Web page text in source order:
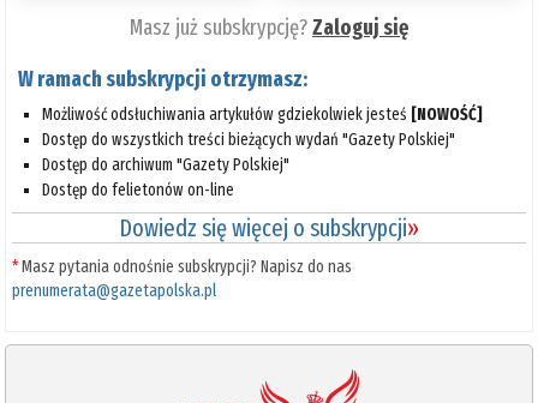
Masz już subskrypcję?Zaloguj się
W ramach subskrypcji otrzymasz:
Możliwość odsłuchiwania artykułów gdziekolwiek jesteś [NOWOŚĆ]
Dostęp do wszystkich treści bieżących wydań "Gazety Polskiej"
Dostęp do archiwum "Gazety Polskiej"
Dostęp do felietonów on-line
Dowiedz się więcej o subskrypcji»
*Masz pytania odnośnie subskrypcji? Napisz do nas
prenumerata@gazetapolska.pl